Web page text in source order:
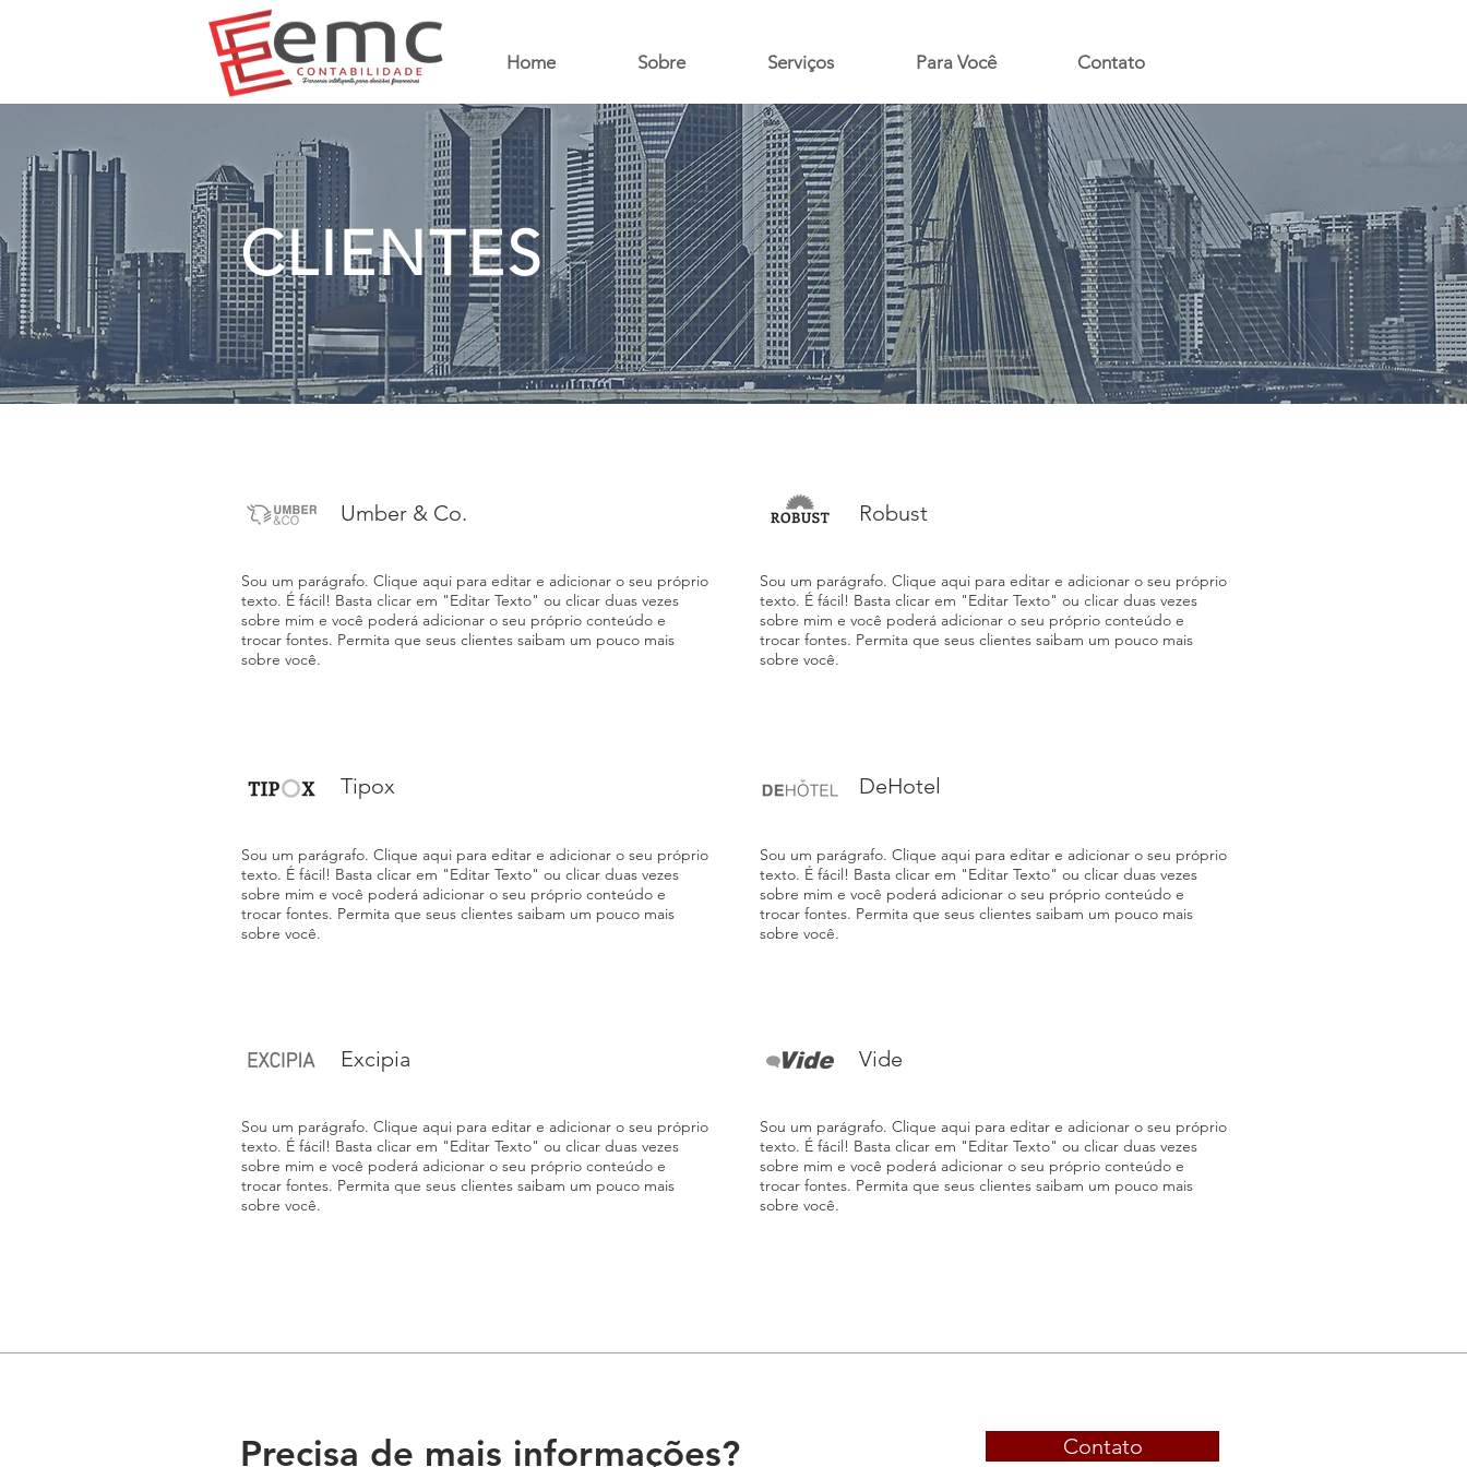
Home Sobre Serviços Para Você Contato
CLIENTES
Umber & Co.
Sou um parágrafo. Clique aqui para editar e adicionar o seu próprio
texto. É fácil! Basta clicar em "Editar Texto" ou clicar duas vezes
sobre mim e você poderá adicionar o seu próprio conteúdo e
trocar fontes. Permita que seus clientes saibam um pouco mais
sobre você.
Robust
Sou um parágrafo. Clique aqui para editar e adicionar o seu próprio
texto. É fácil! Basta clicar em "Editar Texto" ou clicar duas vezes
sobre mim e você poderá adicionar o seu próprio conteúdo e
trocar fontes. Permita que seus clientes saibam um pouco mais
sobre você.
Tipox
Sou um parágrafo. Clique aqui para editar e adicionar o seu próprio
texto. É fácil! Basta clicar em "Editar Texto" ou clicar duas vezes
sobre mim e você poderá adicionar o seu próprio conteúdo e
trocar fontes. Permita que seus clientes saibam um pouco mais
sobre você.
DeHotel
Sou um parágrafo. Clique aqui para editar e adicionar o seu próprio
texto. É fácil! Basta clicar em "Editar Texto" ou clicar duas vezes
sobre mim e você poderá adicionar o seu próprio conteúdo e
trocar fontes. Permita que seus clientes saibam um pouco mais
sobre você.
Excipia
Sou um parágrafo. Clique aqui para editar e adicionar o seu próprio
texto. É fácil! Basta clicar em "Editar Texto" ou clicar duas vezes
sobre mim e você poderá adicionar o seu próprio conteúdo e
trocar fontes. Permita que seus clientes saibam um pouco mais
sobre você.
Vide
Sou um parágrafo. Clique aqui para editar e adicionar o seu próprio
texto. É fácil! Basta clicar em "Editar Texto" ou clicar duas vezes
sobre mim e você poderá adicionar o seu próprio conteúdo e
trocar fontes. Permita que seus clientes saibam um pouco mais
sobre você.
Precisa de mais informações? Contato